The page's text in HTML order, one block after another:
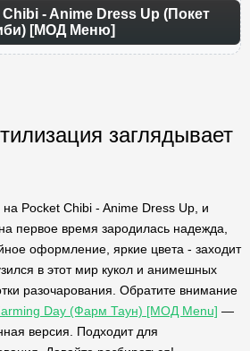
- Anime Dress Up (Покет
[МОД Меню]
заглядывает
на Pocket Chibi - Anime Dress Up, и
первое время зародилась надежда,
оформление, яркие цвета - заходит
в этот мир кукол и анимешных
разочарования. Обратите внимание
Day (Фарм Таун) [МОД Menu] —
версия. Подходит для